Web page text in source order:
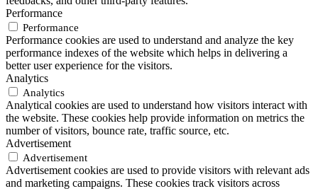
Performance
Performance
Performance cookies are used to understand and analyze the key
performance indexes of the website which helps in delivering a
better user experience for the visitors.
Analytics
Analytics
Analytical cookies are used to understand how visitors interact with
the website. These cookies help provide information on metrics the
number of visitors, bounce rate, traffic source, etc.
Advertisement
Advertisement
Advertisement cookies are used to provide visitors with relevant ads
and marketing campaigns. These cookies track visitors across